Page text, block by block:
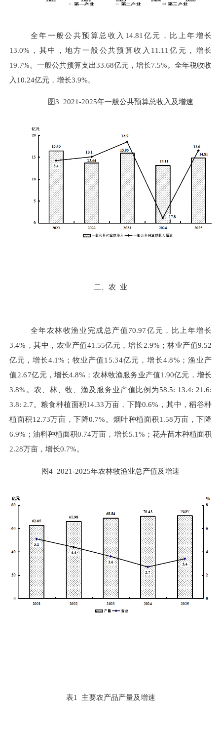
全年一般公共预算总收入 14.81 亿元，比上年增长
13.0% ，其中，地方一般公共预算收入 11.11 亿元，增长
19.7%。一般公共预算支出33.68亿元，增长7.5%。全年税收收
入 10.24亿元，增长3.9%。
图3 2021-2025年一般公共预算总收入 及增速
二、农 业
全年农林牧渔业完成总产值70.97亿元，比上年增长
3.4% ，其中，农业产值41.55亿元，增长2.9% ；林业产值9.52
亿元，增长4.1% ；牧业产值15.34亿元，增长4.8% ；渔业产
值2.67亿元，增长4.8% ；农林牧渔服务业产值1.90亿元，增长
3.8%。农、林、牧、渔及服务业产值比例为58.5: 13.4: 21.6:
3.8: 2.7。粮食种植面积14.33万亩，下降0.6% ，其中，稻谷种
植面积12.73万亩，下降0.7%。烟叶种植面积1.58万亩，下降
6.9% ；油料种植面积0.74万亩，增长5.1% ；花卉苗木种植面积
2.28万亩，增长0.7%。
图4 2021-2025年农林牧渔业总产值及增速
表1 主要农产品产量及增速